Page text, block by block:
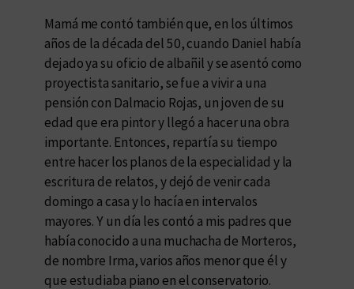
Mamá me contó también que, en los últimos
años de la década del 50, cuando Daniel había
dejado ya su oficio de albañil y se asentó como
proyectista sanitario, se fue a vivir a una
pensión con Dalmacio Rojas, un joven de su
edad que era pintor y llegó a hacer una obra
importante. Entonces, repartía su tiempo
entre hacer los planos de la especialidad y la
escritura de relatos, y dejó de venir cada
domingo a casa y lo hacía en intervalos
mayores. Y un día les contó a mis padres que
había conocido a una muchacha de Morteros,
de nombre Irma, varios años menor que él y
que estudiaba piano en el conservatorio.